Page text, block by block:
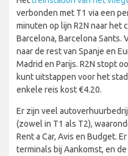
verbonden met T1 via een
minuten op lijn R2N naar het
Barcelona, Barcelona Sants.
naar de rest van Spanje en
Madrid en Parijs. R2N stopt
kunt uitstappen voor het
enkele reis kost €4.20.
Er zijn veel
(zowel in T1 als T2),
Rent a Car, Avis en Budget.
terminals bij Aankomst, en